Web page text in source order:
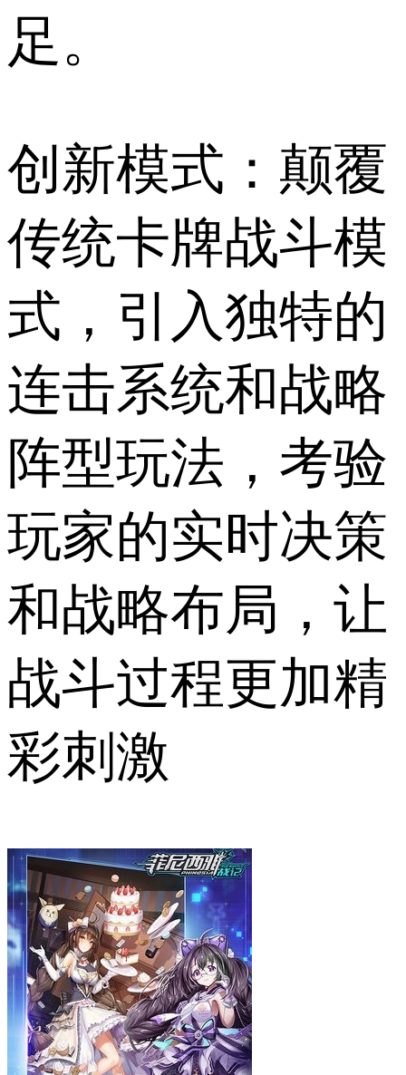
足。
创新模式：颠覆
传统卡牌战斗模
式，引入独特的
连击系统和战略
阵型玩法，考验
玩家的实时决策
和战略布局，让
战斗过程更加精
彩刺激